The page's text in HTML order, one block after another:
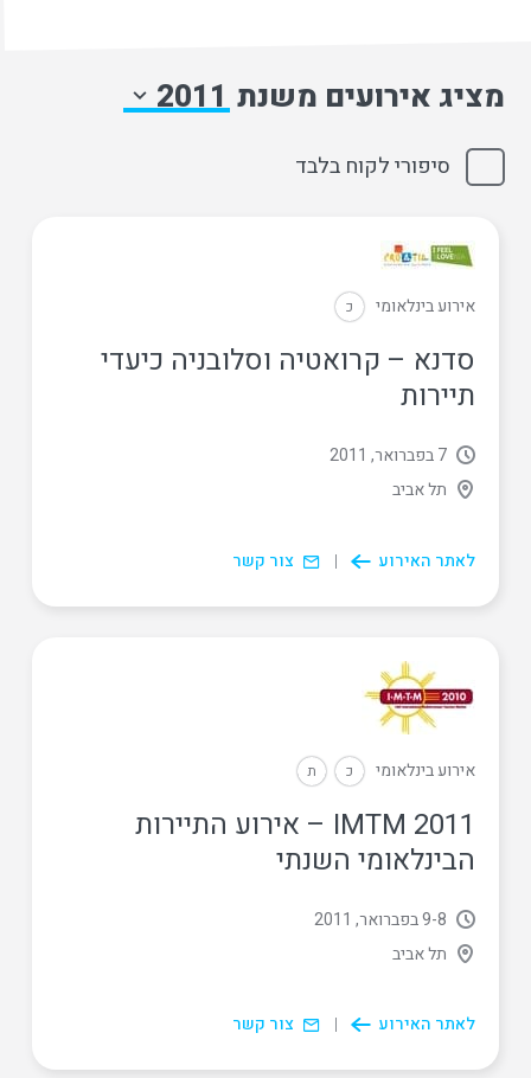
מציג אירועים משנת 2011
סיפורי לקוח בלבד
סדנא – קרואטיה וסלובניה כיעדי
תיירות
אירוע בינלאומי כ
7 בפברואר, 2011
תל אביב
לאתר האירוע צור קשר
IMTM 2011 – אירוע התיירות
הבינלאומי השנתי
אירוע בינלאומי כ ת
8
‏-9 בפברואר, 2011
תל אביב
לאתר האירוע צור קשר